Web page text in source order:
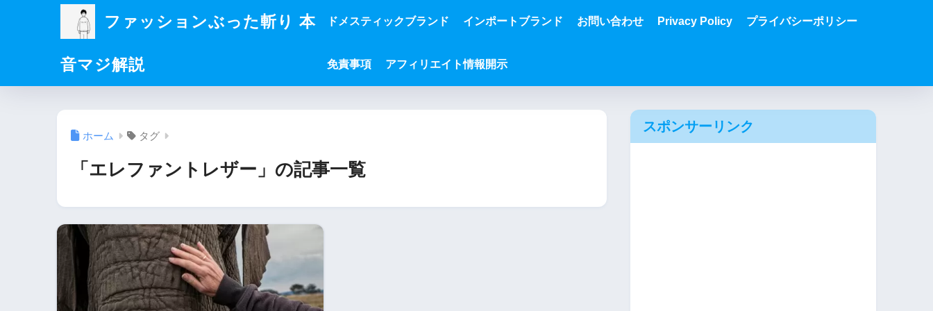
ファッションぶった斬り 本
音マジ解説
ドメスティックブランド インポートブランド お問い合わせ Privacy Policy プライバシーポリシー
免責事項 アフィリエイト情報開示
ホーム タグ
「エレファントレザー」の記事一覧
スポンサーリンク